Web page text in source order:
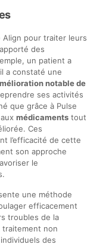
Align pour traiter leurs
des
un patient a
a constaté une
notable de
ses activités
que grâce à Pulse
médicamentstout
Ces
l’efficacité de cette
son approche
le
une méthode
efficacement
troubles de la
traitement non
des